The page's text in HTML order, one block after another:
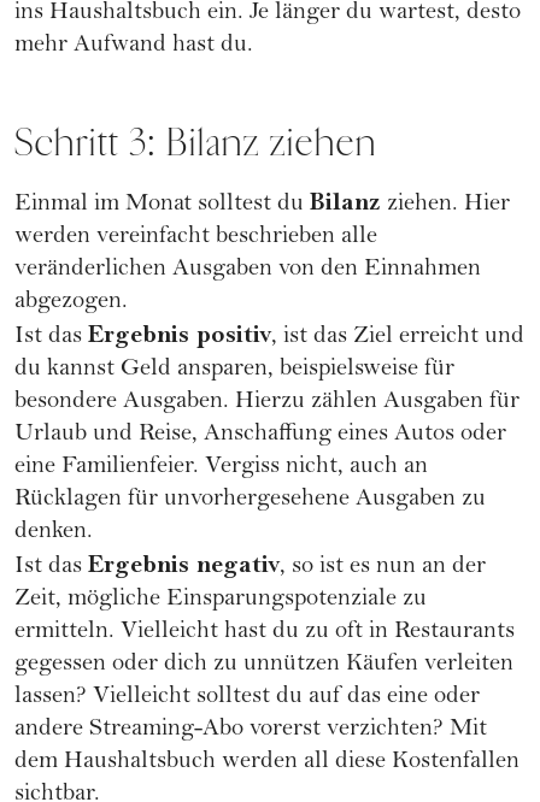
ins Haushaltsbuch ein. Je länger du wartest, desto
mehr Aufwand hast du.
Schritt 3: Bilanz ziehen
Einmal im Monat solltest du Bilanz ziehen. Hier
werden vereinfacht beschrieben alle
veränderlichen Ausgaben von den Einnahmen
abgezogen.
Ist das Ergebnis positiv, ist das Ziel erreicht und
du kannst Geld ansparen, beispielsweise für
besondere Ausgaben. Hierzu zählen Ausgaben für
Urlaub und Reise, Anschaffung eines Autos oder
eine Familienfeier. Vergiss nicht, auch an
Rücklagen für unvorhergesehene Ausgaben zu
denken.
Ist das Ergebnis negativ, so ist es nun an der
Zeit, mögliche Einsparungspotenziale zu
ermitteln. Vielleicht hast du zu oft in Restaurants
gegessen oder dich zu unnützen Käufen verleiten
lassen? Vielleicht solltest du auf das eine oder
andere Streaming-Abo vorerst verzichten? Mit
dem Haushaltsbuch werden all diese Kostenfallen
sichtbar.